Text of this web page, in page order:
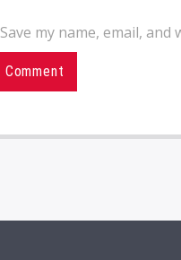
Save my name, email,